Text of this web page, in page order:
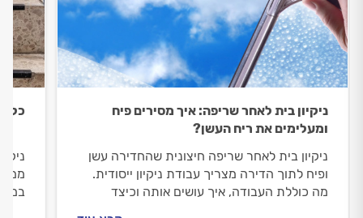
ניקיון בית לאחר שריפה: איך מסירים פיח
ומעלימים את ריח העשן?
ניקיון בית לאחר שריפה חיצונית שהחדירה עשן
ופיח לתוך הדירה מצריך עבודת ניקיון ייסודית.
מה כוללת העבודה, איך עושים אותה וכיצד
כל